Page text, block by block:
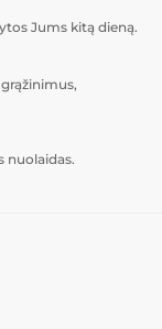
Jums kitą dieną.
nuolaidas.